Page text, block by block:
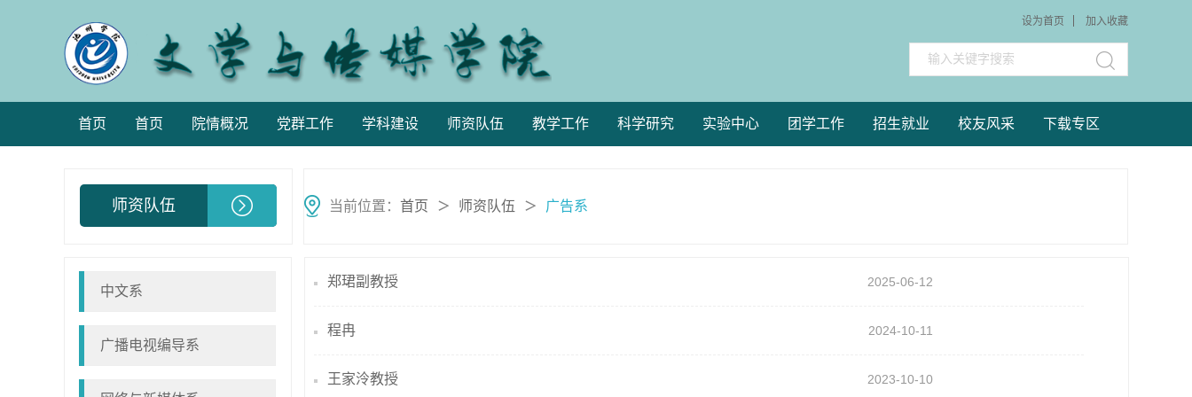
设为首页 加入收藏
首页 首页 院情概况 党群工作 学科建设 师资队伍 教学工作 科学研究 实验中心 团学工作 招生就业 校友风采 下载专区
师资队伍 当前位置： 首页 ＞ 师资队伍 ＞ 广告系
中文系
广播电视编导系
郑珺副教授 2025-06-12
程冉 2024-10-11
王家泠教授 2023-10-10